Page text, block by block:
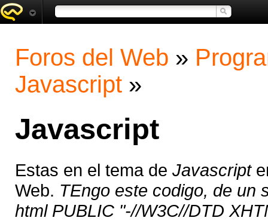
Foros del Web »
Javascript »
Javascript
Estas en el tema de Javascript
Web. TEngo este codigo, de un
html PUBLIC "-//W3C//DTD